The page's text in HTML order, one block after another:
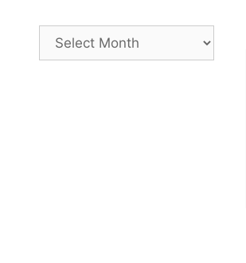
Archives